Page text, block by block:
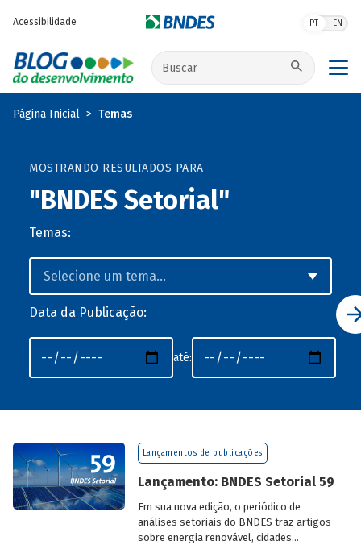
Acessibilidade PT EN
Buscar no site
Página Inicial Temas
MOSTRANDO RESULTADOS PARA
"BNDES Setorial"
Temas:
Data da Publicação:
até:
Lançamentos de publicações
Lançamento: BNDES Setorial 59
Em sua nova edição, o periódico de
análises setoriais do BNDES traz artigos
sobre energia renovável, cidades